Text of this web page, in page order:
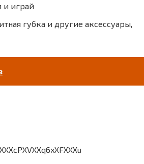
и играй
губка и другие аксессуары,